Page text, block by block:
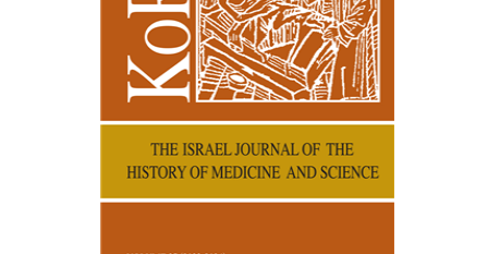
הנחת אתר ספר מודפס